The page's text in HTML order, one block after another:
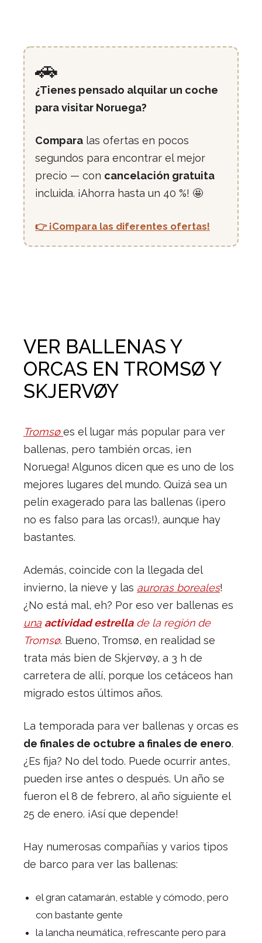
🚗
¿Tienes pensado alquilar un coche
para visitar Noruega?
Compara las ofertas en pocos
segundos para encontrar el mejor
precio — con cancelación gratuita
incluida. ¡Ahorra hasta un 40 %! 🤩
👉 ¡Compara las diferentes ofertas!
VER BALLENAS Y
ORCAS EN TROMSØ Y
SKJERVØY
Tromsø es el lugar más popular para ver
ballenas, pero también orcas, ¡en
Noruega! Algunos dicen que es uno de los
mejores lugares del mundo. Quizá sea un
pelín exagerado para las ballenas (¡pero
no es falso para las orcas!), aunque hay
bastantes.
Además, coincide con la llegada del
invierno, la nieve y las auroras boreales!
¿No está mal, eh? Por eso ver ballenas es
una actividad estrellade la región de
Tromsø. Bueno, Tromsø, en realidad se
trata más bien de Skjervøy, a 3 h de
carretera de allí, porque los cetáceos han
migrado estos últimos años.
La temporada para ver ballenas y orcas es
de finales de octubre a finales de enero.
¿Es fija? No del todo. Puede ocurrir antes,
pueden irse antes o después. Un año se
fueron el 8 de febrero, al año siguiente el
25 de enero. ¡Así que depende!
Hay numerosas compañías y varios tipos
de barco para ver las ballenas:
el gran catamarán, estable y cómodo, pero
con bastante gente
la lancha neumática, refrescante pero para